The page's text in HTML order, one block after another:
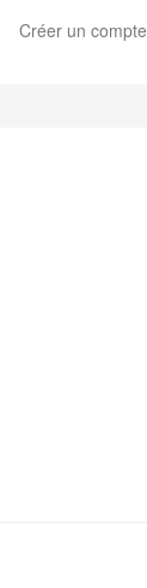
Créer un compte